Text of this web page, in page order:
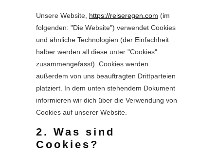
Unsere Website, https://reiseregen.com (im
folgenden: "Die Website") verwendet Cookies
und ähnliche Technologien (der Einfachheit
halber werden all diese unter "Cookies"
zusammengefasst). Cookies werden
außerdem von uns beauftragten Drittparteien
platziert. In dem unten stehendem Dokument
informieren wir dich über die Verwendung von
Cookies auf unserer Website.
2. Was sind
Cookies?